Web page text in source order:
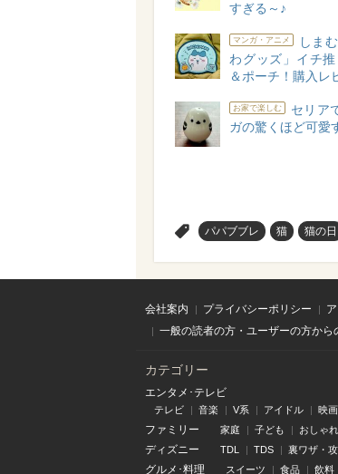
すぎる～♪
マンガ・アニメ
しま
わグッズ」イチ
＆ポーチ！購入レ
お家で楽しむ
セリア
ガの驚くほど可愛
パパブブレ 猫 猫の日
会社案内 プライバシーポリシー
一般の読者の方・ユーザーの方から
カテゴリー
エンタメ･テレビ
テレビ 音楽 V系 アイドル 映画
ファミリー 家庭 子ども おしゃれ
ディズニー TDL TDS 裏ワザ・
グルメ･料理 スイーツ 食品 飲料